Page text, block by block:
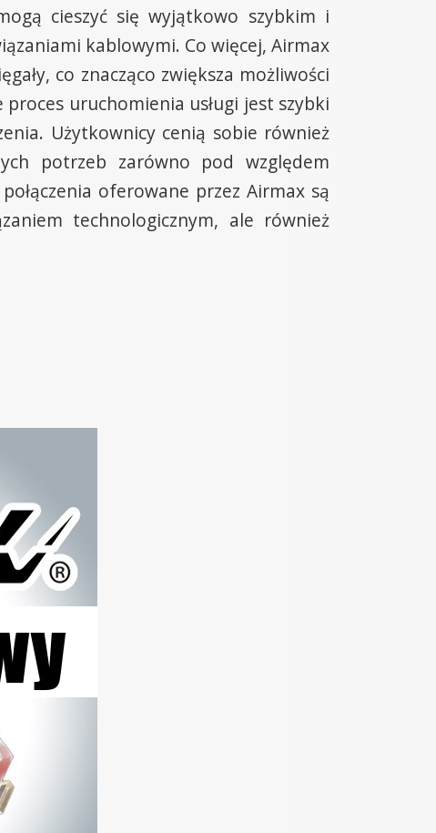
cieszyć się wyjątkowo szybkim i
kablowymi. Co więcej, Airmax
co znacząco zwiększa możliwości
uruchomienia usługi jest szybki
Użytkownicy cenią sobie również
potrzeb zarówno pod względem
oferowane przez Airmax są
technologicznym, ale również